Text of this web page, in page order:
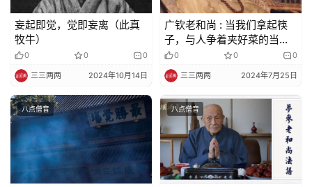
妄起即觉，觉即妄离（此真
牧牛）
0 0 0
三三两两 2024年10月14日
广钦老和尚 : 当我们拿起筷
子，与人争着夹好菜的当
下，便是一种恶念
0 0 0
三三两两 2024年7月25日
八点僧音 八点僧音